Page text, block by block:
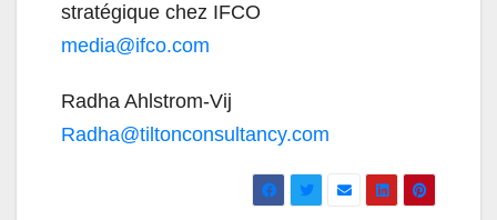
stratégique chez IFCO
media@ifco.com
Radha Ahlstrom-Vij
Radha@tiltonconsultancy.com